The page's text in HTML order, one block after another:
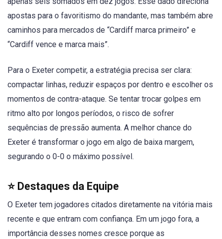
apostas para o favoritismo do mandante, mas também abre
caminhos para mercados de “Cardiff marca primeiro” e
“Cardiff vence e marca mais”.
Para o Exeter competir, a estratégia precisa ser clara:
compactar linhas, reduzir espaços por dentro e escolher os
momentos de contra-ataque. Se tentar trocar golpes em
ritmo alto por longos períodos, o risco de sofrer
sequências de pressão aumenta. A melhor chance do
Exeter é transformar o jogo em algo de baixa margem,
segurando o 0-0 o máximo possível.
⭐ Destaques da Equipe
O Exeter tem jogadores citados diretamente na vitória mais
recente e que entram com confiança. Em um jogo fora, a
importância desses nomes cresce porque as